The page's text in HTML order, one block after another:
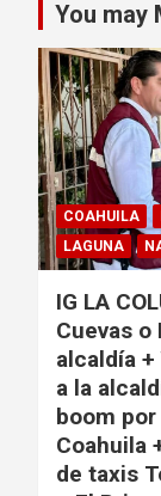
You may
COAHUILA
LAGUNA
IG LA
Cuevas o
alcaldía
a la
boom
Coahuila
de taxis